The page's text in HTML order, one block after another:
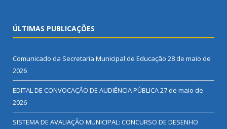
ÚLTIMAS PUBLICAÇÕES
Comunicado da Secretaria Municipal de Educação 28 de maio de
2026
EDITAL DE CONVOCAÇÃO DE AUDIÊNCIA PÚBLICA27 de maio de
2026
SISTEMA DE AVALIAÇÃO MUNICIPAL: CONCURSO DE DESENHO